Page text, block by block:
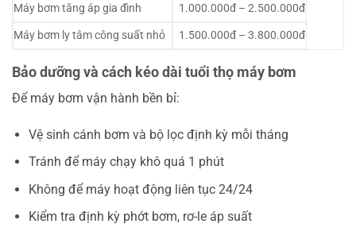
Máy bơm tăng áp gia đình
1.000.000đ – 2.500.000đ
Máy bơm ly tâm công suất nhỏ
1.500.000đ – 3.800.000đ
Bảo dưỡng và cách kéo dài tuổi thọ máy bơm
Để máy bơm vận hành bền bỉ:
Vệ sinh cánh bơm và bộ lọc định kỳ mỗi tháng
Tránh để máy chạy khô quá 1 phút
Không để máy hoạt động liên tục 24/24
Kiểm tra định kỳ phớt bơm, rơ-le áp suất